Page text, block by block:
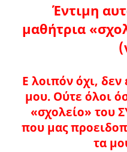
Έντιμη
μαθήτρια
Ε λοιπόν όχι, δεν
μου. Ούτε όλοι
«σχολείο» του
που μας
τα